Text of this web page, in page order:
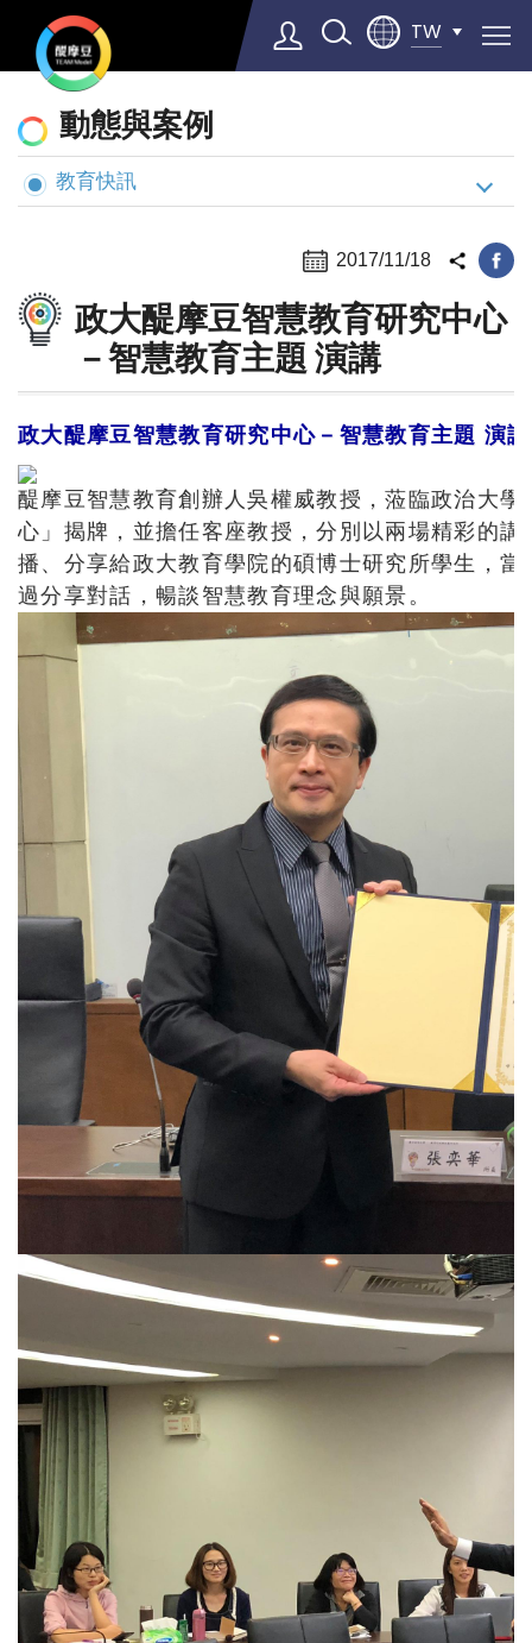
TW
▼
態
與
案
動態與案例
教育快訊
2017/11/18
政大醍摩豆智慧教育研究中心
－智慧教育主題 演講
政大醍摩豆智慧教育研究中心－智慧教育主題 演講
醍摩豆智慧教育創辦人吳權威教授，蒞臨政治大
心」揭牌，並擔任客座教授，分別以兩場精彩的
播、分享給政大教育學院的碩博士研究所學生，
過分享對話，暢談智慧教育理念與願景。